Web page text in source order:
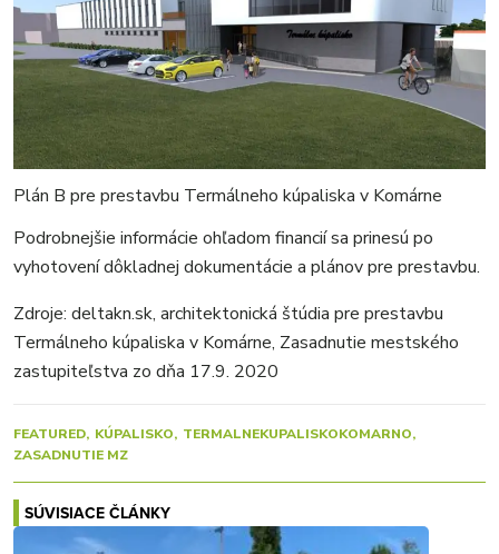
Plán B pre prestavbu Termálneho kúpaliska v Komárne
Podrobnejšie informácie ohľadom financií sa prinesú po
vyhotovení dôkladnej dokumentácie a plánov pre prestavbu.
Zdroje: deltakn.sk, architektonická štúdia pre prestavbu
Termálneho kúpaliska v Komárne, Zasadnutie mestského
zastupiteľstva zo dňa 17.9. 2020
FEATURED KÚPALISKO
TERMALNEKUPALISKOKOMARNO
ZASADNUTIE MZ
SÚVISIACE ČLÁNKY